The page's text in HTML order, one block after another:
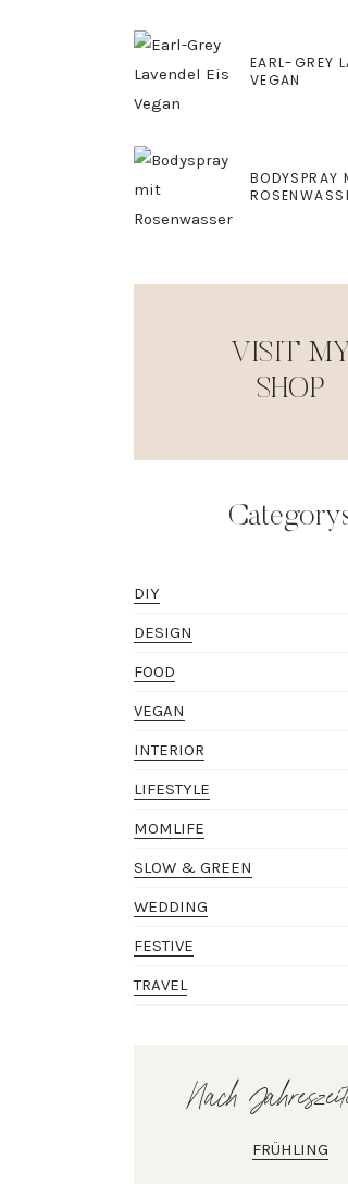
EARL-GREY
VEGAN
BODYSPRAY
VISIT MY
SHOP
DIY
DESIGN
FOOD
VEGAN
INTERIOR
LIFESTYLE
MOMLIFE
SLOW & GREEN
WEDDING
FESTIVE
TRAVEL
Nach
FRÜHLING